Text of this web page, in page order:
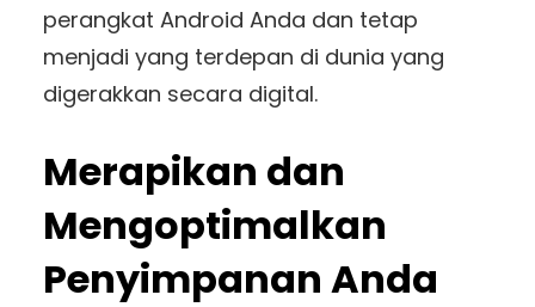
perangkat Android Anda dan tetap
menjadi yang terdepan di dunia yang
digerakkan secara digital.
Merapikan dan
Mengoptimalkan
Penyimpanan Anda